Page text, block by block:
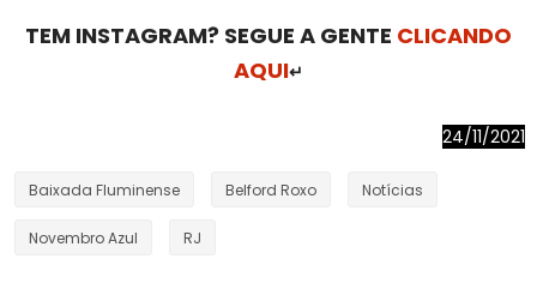
TEM INSTAGRAM? SEGUE A GENTE CLICANDO
AQUI↵
24/11/2021
Baixada Fluminense Belford Roxo Notícias
Novembro Azul RJ